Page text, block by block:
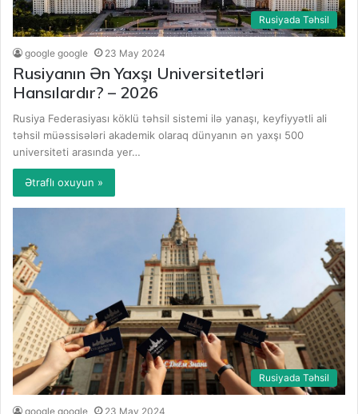
Rusiyada Təhsil
google google 23 May 2024
Rusiyanın Ən Yaxşı Universitetləri
Hansılardır? – 2026
Rusiya Federasiyası köklü təhsil sistemi ilə yanaşı, keyfiyyətli ali
təhsil müəssisələri akademik olaraq dünyanın ən yaxşı 500
universiteti arasında yer…
Ətraflı oxuyun »
Rusiyada Təhsil
google google 23 May 2024